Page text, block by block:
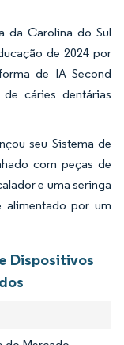
da Carolina do Sul
de 2024 por
de IA Second
cáries dentárias
seu Sistema de
com peças de
e uma seringa
alimentado por um
Dispositivos